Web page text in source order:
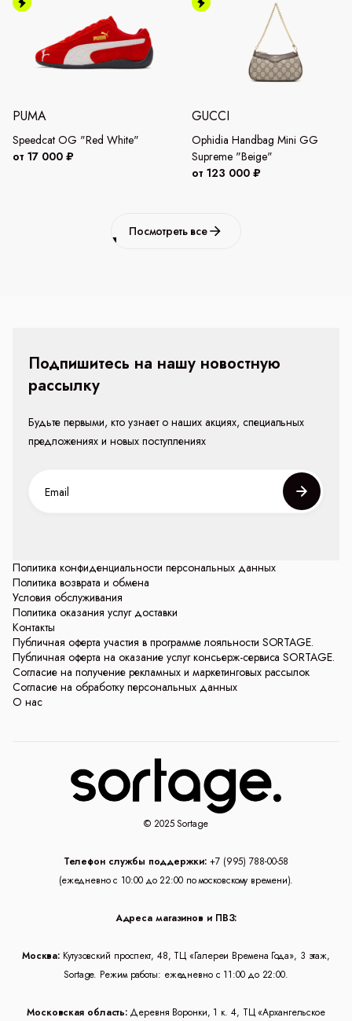
PUMA
Speedcat OG "Red White"
от 17 000 ₽
GUCCI
Ophidia Handbag Mini GG
Supreme "Beige"
от 123 000 ₽
Посмотреть все
Политика конфиденциальности персональных данных
Политика возврата и обмена
Условия обслуживания
Политика оказания услуг доставки
Контакты
Публичная оферта участия в программе лояльности SORTAGE.
Публичная оферта на оказание услуг консьерж-сервиса SORTAGE.
Согласие на получение рекламных и маркетинговых рассылок
Согласие на обработку персональных данных
О нас
Подпишитесь на нашу новостную
рассылку
Будьте первыми, кто узнает о наших акциях, специальных
предложениях и новых поступлениях
© 2025 Sortage
Телефон службы поддержки: +7 (995) 788-00-58
(ежедневно с 10:00 до 22:00 по московскому времени).
Адреса магазинов и ПВЗ:
Москва: Кутузовский проспект, 48, ТЦ «Галереи Времена Года», 3 этаж,
Sortage. Режим работы: ежедневно с 11:00 до 22:00.
Московская область: Деревня Воронки, 1 к. 4, ТЦ «Архангельское